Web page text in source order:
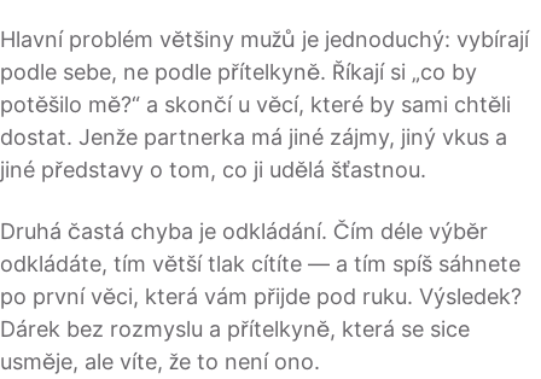
Hlavní problém většiny mužů je jednoduchý: vybírají
podle sebe, ne podle přítelkyně. Říkají si „co by
potěšilo mě?“ a skončí u věcí, které by sami chtěli
dostat. Jenže partnerka má jiné zájmy, jiný vkus a
jiné představy o tom, co ji udělá šťastnou.
Druhá častá chyba je odkládání. Čím déle výběr
odkládáte, tím větší tlak cítíte — a tím spíš sáhnete
po první věci, která vám přijde pod ruku. Výsledek?
Dárek bez rozmyslu a přítelkyně, která se sice
usměje, ale víte, že to není ono.